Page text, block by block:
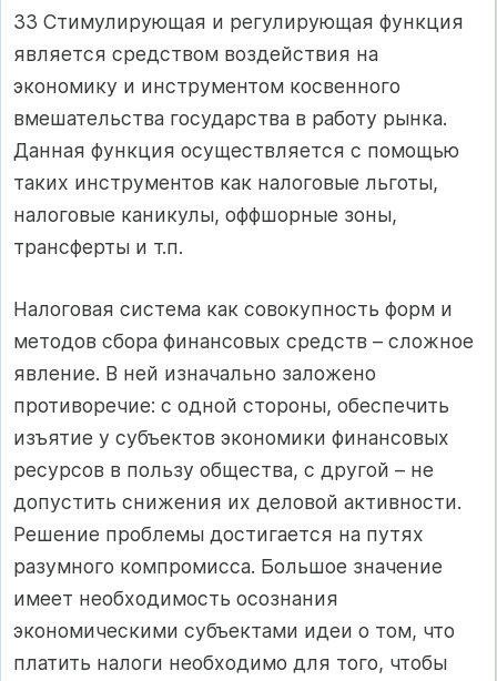
33 Стимулирующая и регулирующая функция
является средством воздействия на
экономику и инструментом косвенного
вмешательства государства в работу рынка.
Данная функция осуществляется с помощью
таких инструментов как налоговые льготы,
налоговые каникулы, оффшорные зоны,
трансферты и т.п.
Налоговая система как совокупность форм и
методов сбора финансовых средств – сложное
явление. В ней изначально заложено
противоречие: с одной стороны, обеспечить
изъятие у субъектов экономики финансовых
ресурсов в пользу общества, с другой – не
допустить снижения их деловой активности.
Решение проблемы достигается на путях
разумного компромисса. Большое значение
имеет необходимость осознания
экономическими субъектами идеи о том, что
платить налоги необходимо для того, чтобы